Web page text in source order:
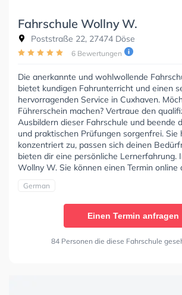
Fahrschule Wollny W.
Poststraße 22, 27474 Döse
6 Bewertungen
Die anerkannte und wohlwollende
bietet kundigen Fahrunterricht und einen
hervorragenden Service in Cuxhaven.
Führerschein machen? Vertraue den
Ausbildern dieser Fahrschule und beende
und praktischen Prüfungen sorgenfrei. Sie
konzentriert zu, passen sich deinen
bieten dir eine persönliche Lernerfahrung.
Wollny W. Sie können einen Termin online
German
Einen Termin anfragen
84 Personen die diese Fahrschule